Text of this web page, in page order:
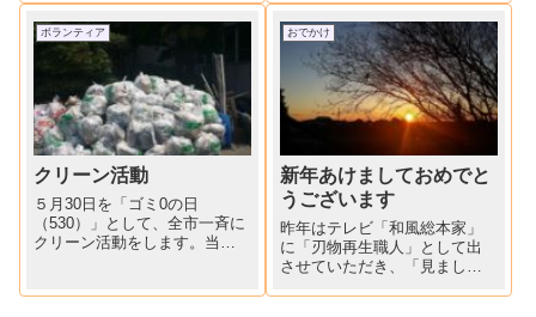
今日は孫の入園式、張り切っ
て登園です。これも旬です(^^♪
たけのこご飯で祝ってあげま
しょう(^_-)-☆そして教員生活
35年を終えて、妹...
センター」コテージでの宿泊
夫婦4組他男女合わせて11名、
平均年齢65～66才位、かな(1
名79才が平均上げてます）？
車山、一寸先が見えない...
ボランティア
クリーン活動
５月30日を「ゴミ0の日
（530）」として、全市一斉に
クリーン活動をします。当町
日、各小学校区単位でゴミ拾
おでかけ
新年あけましておめでと
うございます
昨年はテレビ「和風総本家」
に「刃物再生職人」として出
させていただき、「見ました